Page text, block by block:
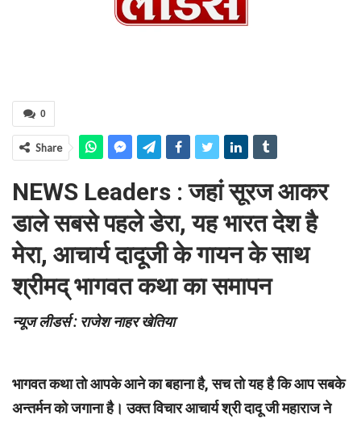
0
Share
NEWS Leaders : जहां सूरज आकर
डाले सबसे पहले डेरा, यह भारत देश है
मेरा, आचार्य दादूजी के गायन के साथ
श्रीमद् भागवत कथा का समापन
न्यूज लीडर्स : राजेश नाहर खेतिया
भागवत कथा तो आपके आने का बहाना है, सच तो यह है कि आप सबके
अन्तर्मन को जगाना है। उक्त विचार आचार्य श्री दादू जी महाराज ने